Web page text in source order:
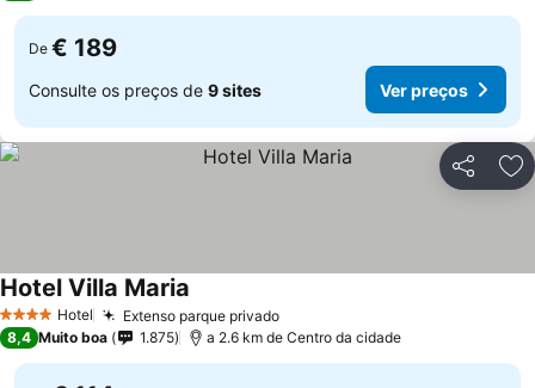
De € 189
Consulte os preços de 9 sites Ver preços
Partilhar
4 EstrelasHotel Extenso parque privadoVer preços
Hotel Villa Maria
8,4 Muito boa 1.875 a 2.6 km de Centro da cidade